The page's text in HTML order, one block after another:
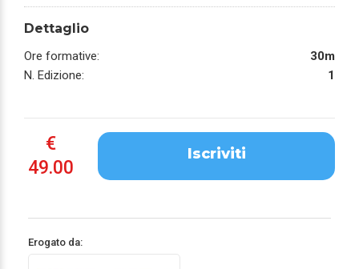
Dettaglio
Ore formative:
30m
N. Edizione:
1
Iscriviti
€
49.00
Erogato da: